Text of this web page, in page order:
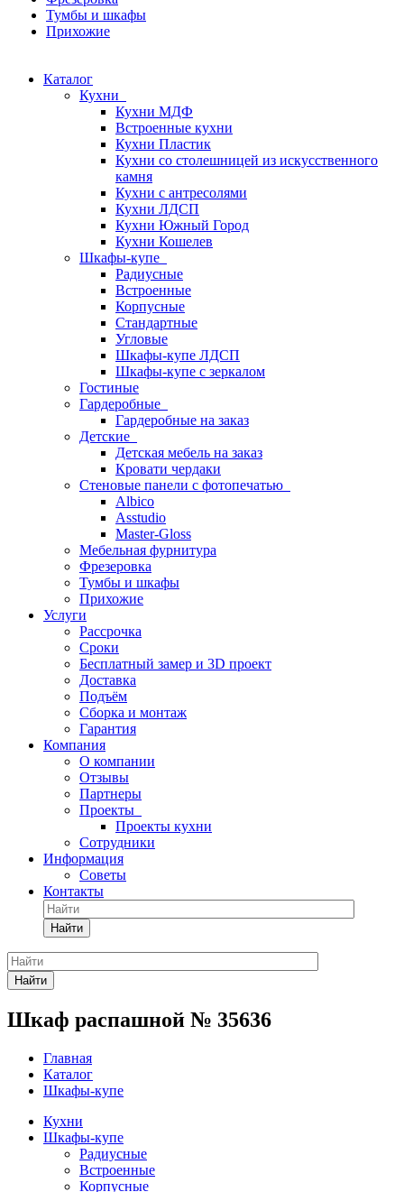
Тумбы и шкафы
Прихожие
Каталог
Кухни
Кухни МДФ
Встроенные кухни
Кухни Пластик
Кухни со столешницей из искусcтвенного
камня
Кухни с антресолями
Кухни ЛДСП
Кухни Южный Город
Кухни Кошелев
Шкафы-купе
Радиусные
Встроенные
Корпусные
Стандартные
Угловые
Шкафы-купе ЛДСП
Шкафы-купе с зеркалом
Гостиные
Гардеробные
Гардеробные на заказ
Детские
Детская мебель на заказ
Кровати чердаки
Стеновые панели с фотопечатью
Albico
Asstudio
Master-Gloss
Мебельная фурнитура
Фрезеровка
Тумбы и шкафы
Прихожие
Услуги
Рассрочка
Сроки
Бесплатный замер и 3D проект
Доставка
Подъём
Сборка и монтаж
Гарантия
Компания
О компании
Отзывы
Партнеры
Проекты
Проекты кухни
Сотрудники
Информация
Советы
Контакты
Найти
Найти
Шкаф распашной № 35636
Главная
Каталог
Шкафы-купе
Кухни
Шкафы-купе
Радиусные
Встроенные
Корпусные